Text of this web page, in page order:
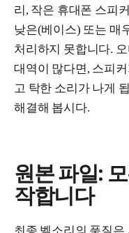
리, 작은 휴대폰 스피
낮은(베이스) 또는 매
처리하지 못합니다.
대역이 많다면, 스피
고 탁한 소리가 나게
해결해 봅시다.
원본 파일:
작합니다